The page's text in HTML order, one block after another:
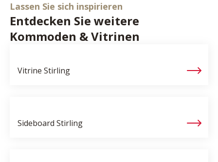
Lassen Sie sich inspirieren
Entdecken Sie weitere
Kommoden & Vitrinen
Vitrine Stirling
Sideboard Stirling